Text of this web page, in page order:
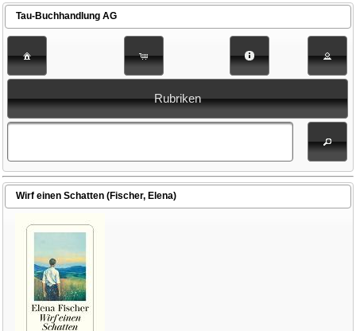
Tau-Buchhandlung AG
Rubriken
Wirf einen Schatten (Fischer, Elena)